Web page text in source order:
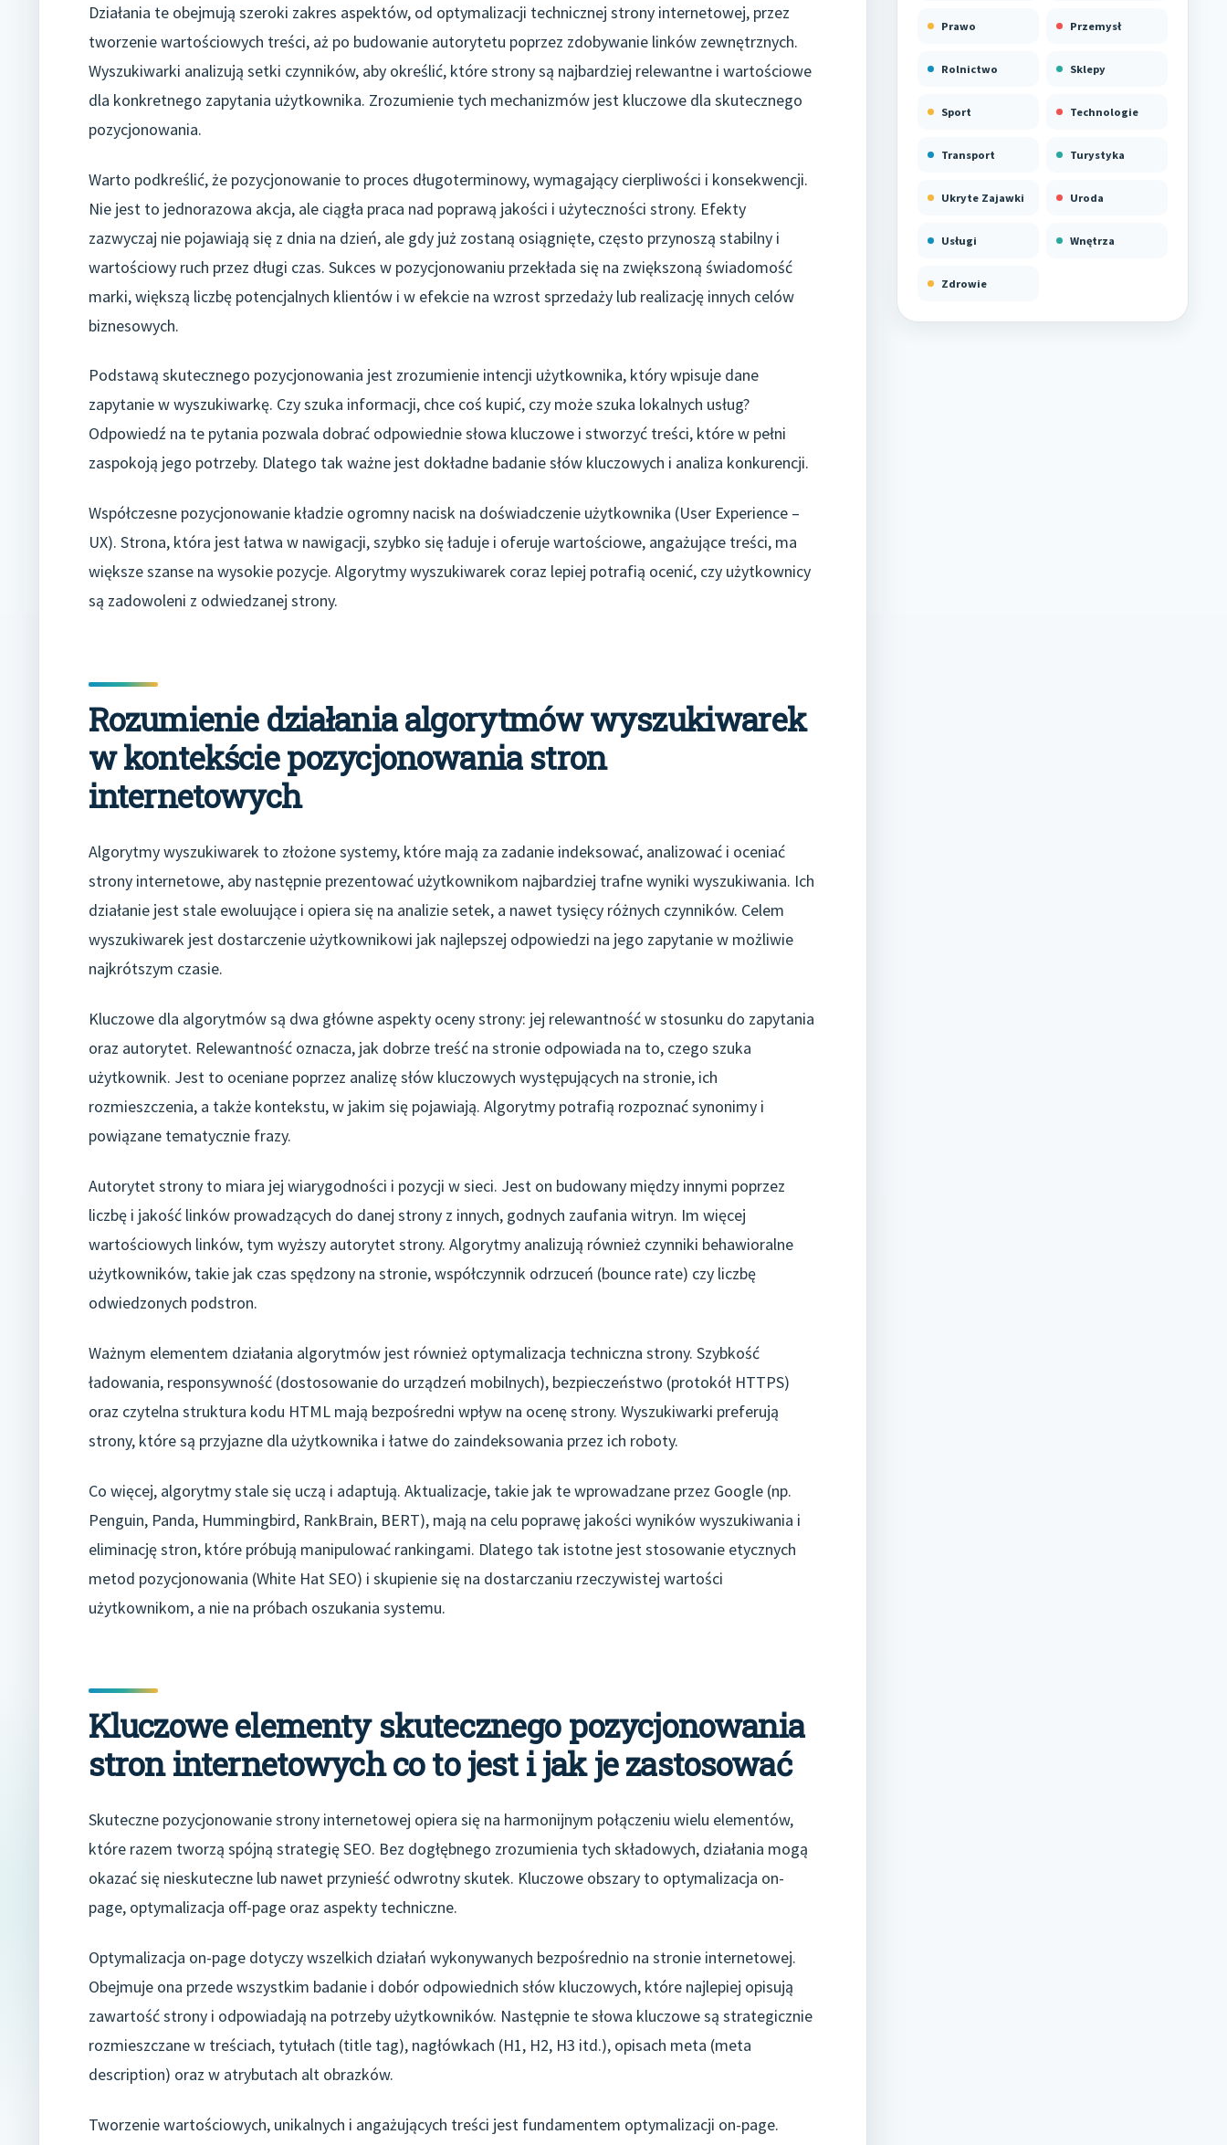
Działania te obejmują szeroki zakres aspektów, od optymalizacji technicznej strony internetowej, przez
tworzenie wartościowych treści, aż po budowanie autorytetu poprzez zdobywanie linków zewnętrznych.
Wyszukiwarki analizują setki czynników, aby określić, które strony są najbardziej relewantne i wartościowe
dla konkretnego zapytania użytkownika. Zrozumienie tych mechanizmów jest kluczowe dla skutecznego
pozycjonowania.
Warto podkreślić, że pozycjonowanie to proces długoterminowy, wymagający cierpliwości i konsekwencji.
Nie jest to jednorazowa akcja, ale ciągła praca nad poprawą jakości i użyteczności strony. Efekty
zazwyczaj nie pojawiają się z dnia na dzień, ale gdy już zostaną osiągnięte, często przynoszą stabilny i
wartościowy ruch przez długi czas. Sukces w pozycjonowaniu przekłada się na zwiększoną świadomość
marki, większą liczbę potencjalnych klientów i w efekcie na wzrost sprzedaży lub realizację innych celów
biznesowych.
Podstawą skutecznego pozycjonowania jest zrozumienie intencji użytkownika, który wpisuje dane
zapytanie w wyszukiwarkę. Czy szuka informacji, chce coś kupić, czy może szuka lokalnych usług?
Odpowiedź na te pytania pozwala dobrać odpowiednie słowa kluczowe i stworzyć treści, które w pełni
zaspokoją jego potrzeby. Dlatego tak ważne jest dokładne badanie słów kluczowych i analiza konkurencji.
Współczesne pozycjonowanie kładzie ogromny nacisk na doświadczenie użytkownika (User Experience –
UX). Strona, która jest łatwa w nawigacji, szybko się ładuje i oferuje wartościowe, angażujące treści, ma
większe szanse na wysokie pozycje. Algorytmy wyszukiwarek coraz lepiej potrafią ocenić, czy użytkownicy
są zadowoleni z odwiedzanej strony.
Rozumienie działania algorytmów wyszukiwarek
w kontekście pozycjonowania stron
internetowych
Algorytmy wyszukiwarek to złożone systemy, które mają za zadanie indeksować, analizować i oceniać
strony internetowe, aby następnie prezentować użytkownikom najbardziej trafne wyniki wyszukiwania. Ich
działanie jest stale ewoluujące i opiera się na analizie setek, a nawet tysięcy różnych czynników. Celem
wyszukiwarek jest dostarczenie użytkownikowi jak najlepszej odpowiedzi na jego zapytanie w możliwie
najkrótszym czasie.
Kluczowe dla algorytmów są dwa główne aspekty oceny strony: jej relewantność w stosunku do zapytania
oraz autorytet. Relewantność oznacza, jak dobrze treść na stronie odpowiada na to, czego szuka
użytkownik. Jest to oceniane poprzez analizę słów kluczowych występujących na stronie, ich
rozmieszczenia, a także kontekstu, w jakim się pojawiają. Algorytmy potrafią rozpoznać synonimy i
powiązane tematycznie frazy.
Autorytet strony to miara jej wiarygodności i pozycji w sieci. Jest on budowany między innymi poprzez
liczbę i jakość linków prowadzących do danej strony z innych, godnych zaufania witryn. Im więcej
wartościowych linków, tym wyższy autorytet strony. Algorytmy analizują również czynniki behawioralne
użytkowników, takie jak czas spędzony na stronie, współczynnik odrzuceń (bounce rate) czy liczbę
odwiedzonych podstron.
Ważnym elementem działania algorytmów jest również optymalizacja techniczna strony. Szybkość
ładowania, responsywność (dostosowanie do urządzeń mobilnych), bezpieczeństwo (protokół HTTPS)
oraz czytelna struktura kodu HTML mają bezpośredni wpływ na ocenę strony. Wyszukiwarki preferują
strony, które są przyjazne dla użytkownika i łatwe do zaindeksowania przez ich roboty.
Co więcej, algorytmy stale się uczą i adaptują. Aktualizacje, takie jak te wprowadzane przez Google (np.
Penguin, Panda, Hummingbird, RankBrain, BERT), mają na celu poprawę jakości wyników wyszukiwania i
eliminację stron, które próbują manipulować rankingami. Dlatego tak istotne jest stosowanie etycznych
metod pozycjonowania (White Hat SEO) i skupienie się na dostarczaniu rzeczywistej wartości
użytkownikom, a nie na próbach oszukania systemu.
Kluczowe elementy skutecznego pozycjonowania
stron internetowych co to jest i jak je zastosować
Skuteczne pozycjonowanie strony internetowej opiera się na harmonijnym połączeniu wielu elementów,
które razem tworzą spójną strategię SEO. Bez dogłębnego zrozumienia tych składowych, działania mogą
okazać się nieskuteczne lub nawet przynieść odwrotny skutek. Kluczowe obszary to optymalizacja on-
page, optymalizacja off-page oraz aspekty techniczne.
Optymalizacja on-page dotyczy wszelkich działań wykonywanych bezpośrednio na stronie internetowej.
Obejmuje ona przede wszystkim badanie i dobór odpowiednich słów kluczowych, które najlepiej opisują
zawartość strony i odpowiadają na potrzeby użytkowników. Następnie te słowa kluczowe są strategicznie
rozmieszczane w treściach, tytułach (title tag), nagłówkach (H1, H2, H3 itd.), opisach meta (meta
description) oraz w atrybutach alt obrazków.
Tworzenie wartościowych, unikalnych i angażujących treści jest fundamentem optymalizacji on-page.
Prawo Przemysł
Rolnictwo Sklepy
Sport Technologie
Transport Turystyka
Ukryte Zajawki Uroda
Usługi Wnętrza
Zdrowie